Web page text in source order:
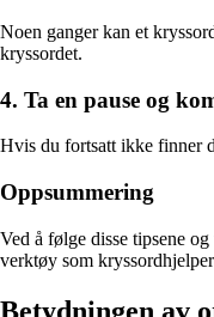
Noen ganger kan et
kryssordet.
4. Ta en pause og
Hvis du fortsatt ikke finner
Oppsummering
Ved å følge disse tipsene
verktøy som
Betydningen av